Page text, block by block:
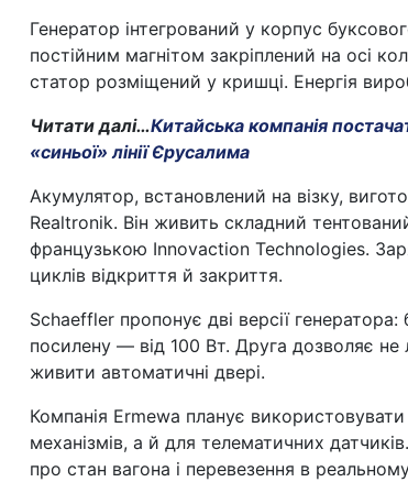
Генератор інтегрований у корпус
постійним магнітом закріплений на осі
статор розміщений у кришці. Енергія
Читати далі…Китайська компанія
«синьої» лінії Єрусалима
Акумулятор, встановлений на візку,
Realtronik. Він живить складний
французькою Innovaction Technologies.
циклів відкриття й закриття.
Schaeffler пропонує дві версії
посилену — від 100 Вт. Друга дозволяє
живити автоматичні двері.
Компанія Ermewa планує
механізмів, а й для телематичних
про стан вагона і перевезення в